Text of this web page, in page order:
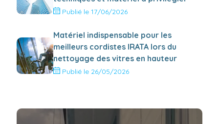
Publié le 17/06/2026
Matériel indispensable pour les
meilleurs cordistes IRATA lors du
nettoyage des vitres en hauteur
Publié le 26/05/2026